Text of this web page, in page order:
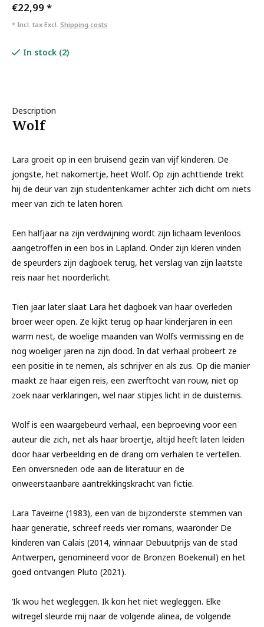
€22,99*
* Incl. tax Excl. Shipping costs
In stock (2)
Description
Wolf
Lara groeit op in een bruisend gezin van vijf kinderen. De
jongste, het nakomertje, heet Wolf. Op zijn achttiende trekt
hij de deur van zijn studentenkamer achter zich dicht om niets
meer van zich te laten horen.
Een halfjaar na zijn verdwijning wordt zijn lichaam levenloos
aangetroffen in een bos in Lapland. Onder zijn kleren vinden
de speurders zijn dagboek terug, het verslag van zijn laatste
reis naar het noorderlicht.
Tien jaar later slaat Lara het dagboek van haar overleden
broer weer open. Ze kijkt terug op haar kinderjaren in een
warm nest, de woelige maanden van Wolfs vermissing en de
nog woeliger jaren na zijn dood. In dat verhaal probeert ze
een positie in te nemen, als schrijver en als zus. Op die manier
maakt ze haar eigen reis, een zwerftocht van rouw, niet op
zoek naar verklaringen, wel naar stipjes licht in de duisternis.
Wolf is een waargebeurd verhaal, een beproeving voor een
auteur die zich, net als haar broertje, altijd heeft laten leiden
door haar verbeelding en de drang om verhalen te vertellen.
Een onversneden ode aan de literatuur en de
onweerstaanbare aantrekkingskracht van fictie.
Lara Taveirne (1983), een van de bijzonderste stemmen van
haar generatie, schreef reeds vier romans, waaronder De
kinderen van Calais (2014, winnaar Debuutprijs van de stad
Antwerpen, genomineerd voor de Bronzen Boekenuil) en het
goed ontvangen Pluto (2021).
‘Ik wou het wegleggen. Ik kon het niet wegleggen. Elke
witregel sleurde mij naar de volgende alinea, de volgende